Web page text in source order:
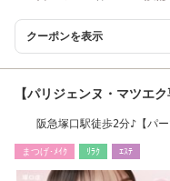
クーポンを表示
【パリジェンヌ・マツ
阪急塚口駅徒歩2分♪【パ
まつげ･ﾒｲｸ ﾘﾗｸ ｴｽﾃ